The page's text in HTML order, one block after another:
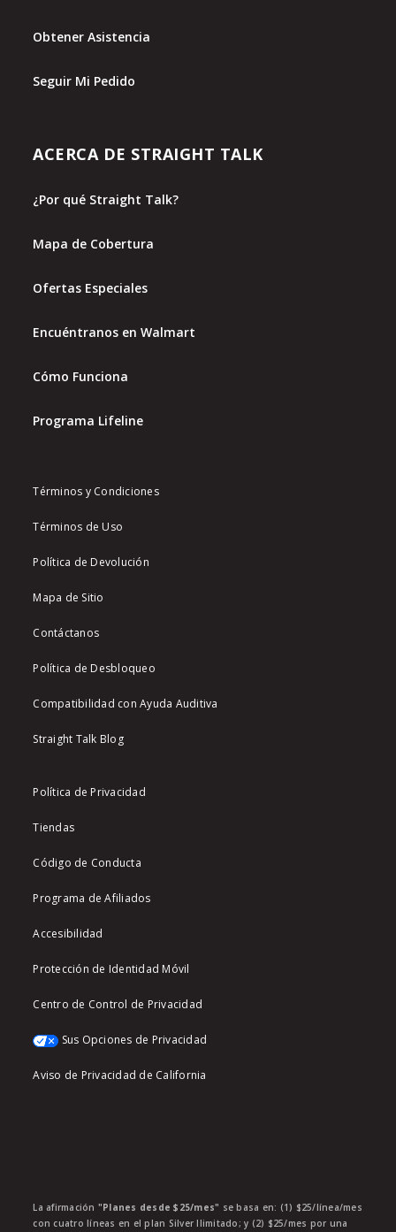
Obtener Asistencia
Seguir Mi Pedido
ACERCA DE STRAIGHT TALK
¿Por qué Straight Talk?
Mapa de Cobertura
Ofertas Especiales
Encuéntranos en Walmart
Cómo Funciona
Programa Lifeline
Términos y Condiciones
Términos de Uso
Política de Devolución
Mapa de Sitio
Contáctanos
Política de Desbloqueo
Compatibilidad con Ayuda Auditiva
Straight Talk Blog
Política de Privacidad
Tiendas
Código de Conducta
Programa de Afiliados
Accesibilidad
Protección de Identidad Móvil
Centro de Control de Privacidad
Sus Opciones de Privacidad
Aviso de Privacidad de California
La afirmación "Planes desde $25/mes" se basa en: (1) $25/línea/mes
con cuatro líneas en el plan Silver Ilimitado; y (2) $25/mes por una